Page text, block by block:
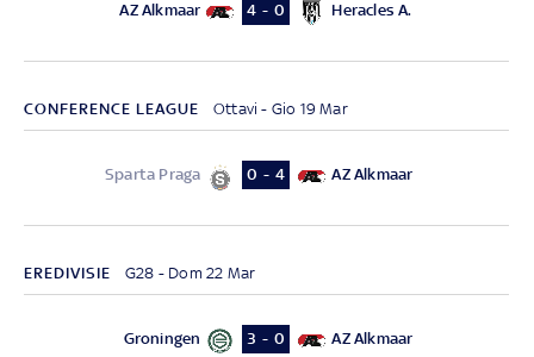
AZ Alkmaar 4 - 0 Heracles A.
CONFERENCE LEAGUE Ottavi - Gio 19 Mar
Sparta Praga 0 - 4 AZ Alkmaar
EREDIVISIE G28 - Dom 22 Mar
Groningen 3 - 0 AZ Alkmaar